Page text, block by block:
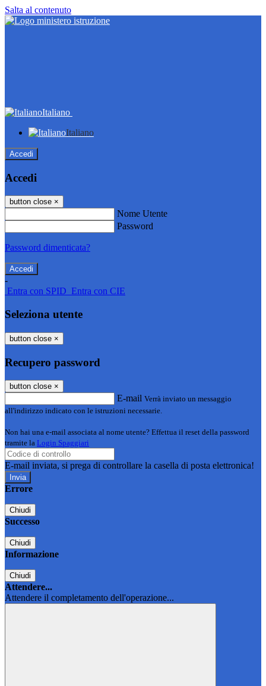
Salta al contenuto
Italiano
Italiano
Accedi
Accedi
button close ×
Nome Utente
Password
Password dimenticata?
-
Entra con SPID Entra con CIE
Seleziona utente
button close ×
Recupero password
button close ×
E-mail Verrà inviato un messaggio
all'indirizzo indicato con le istruzioni necessarie.
Non hai una e-mail associata al nome utente? Effettua il reset della password
tramite la Login Spaggiari
E-mail inviata, si prega di controllare la casella di posta elettronica!
Errore
Chiudi
Successo
Chiudi
Informazione
Chiudi
Attendere...
Attendere il completamento dell'operazione...